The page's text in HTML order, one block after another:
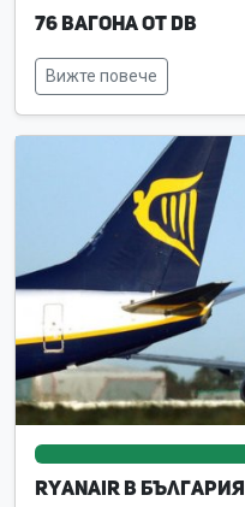
76 вагона от DB
Вижте повече
Ryanair в България